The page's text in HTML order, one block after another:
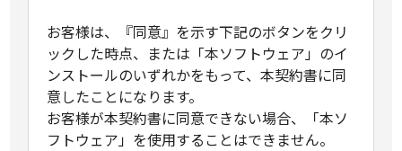
お客様は、『同意』を示す下記のボタンをクリ
ックした時点、または「本ソフトウェア」のイ
ンストールのいずれかをもって、本契約書に同
意したことになります。
お客様が本契約書に同意できない場合、「本ソ
フトウェア」を使用することはできません。